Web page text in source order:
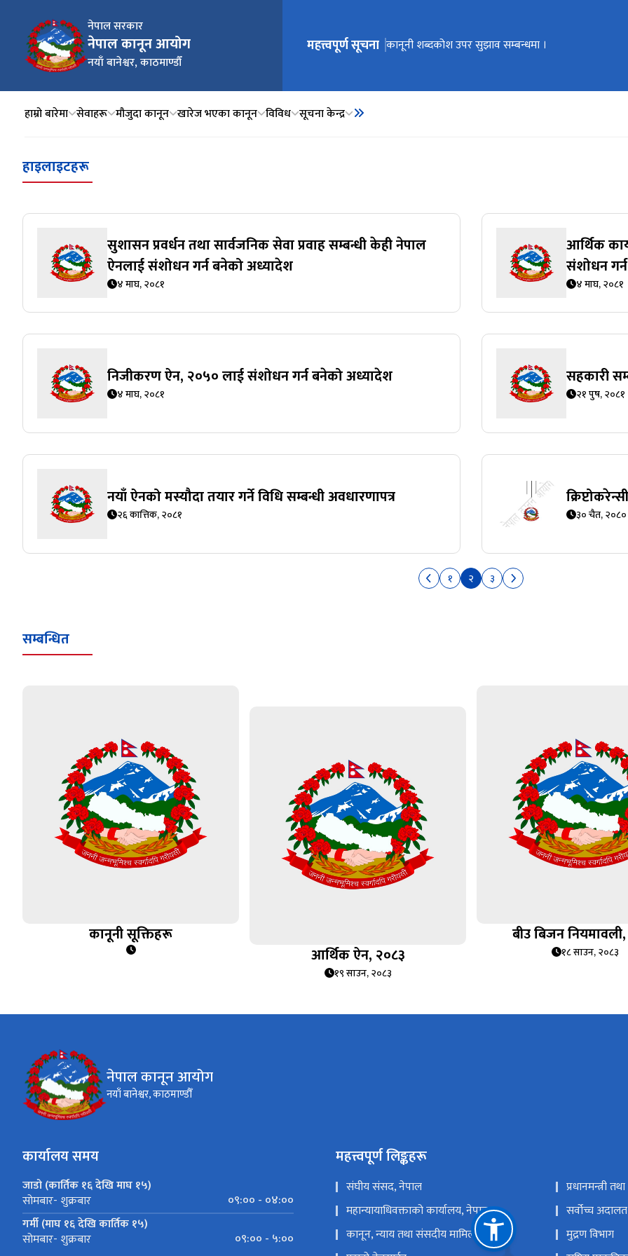
नेपाल सरकार
नेपाल कानून आयोग
नयाँ बानेश्वर, काठमाण्डौँ
मुख्य नेभिगेसनमा जानुहोस्
महत्त्वपूर्ण सूचना कार्यालय स्थानान्तरण भएको सूचना ।
कानूनी शब्दकोश उपर सुझाव सम्बन्धमा ।
कानूनी शब्दकोश
हाम्रो बारेमा सेवाहरू मौजुदा कानून खारेज भएका कानून विविध सूचना केन्द्र
हाइलाइटहरू
सुशासन प्रवर्धन तथा सार्वजनिक सेवा प्रवाह सम्बन्धी केही नेपाल
ऐनलाई संशोधन गर्न बनेको अध्यादेश
४ माघ, २०८१
आर्थिक
संशोधन
४ माघ, २०८१
निजीकरण ऐन, २०५० लाई संशोधन गर्न बनेको अध्यादेश
४ माघ, २०८१
सहकारी
२१ पुष, २०८१
नयाँ ऐनको मस्यौदा तयार गर्ने विधि सम्बन्धी अवधारणापत्र
२६ कात्तिक, २०८१ ३० चैत, २०८०
१ २ ३
सम्बन्धित
कानूनी सूक्तिहरू
आर्थिक ऐन, २०८३
१९ साउन, २०८३
बीउ बिजन
१८ साउन, २०८३
नेपाल कानून आयोग
नयाँ बानेश्वर, काठमाण्डौँ
कार्यालय समय
जाडो (कार्तिक १६ देखि माघ १५)
सोमबार- शुक्रबार
०९:०० - ०४:००
गर्मी (माघ १६ देखि कार्तिक १५)
सोमबार- शुक्रबार ०९:०० - ५:००
महत्त्वपूर्ण लिङ्कहरू
संघीय संसद, नेपाल
प्रधानमन्त्री
महान्यायाधिवक्ताको कार्यालय, नेपाल
सर्वोच्च अदालत
कानून, न्याय तथा संसदीय मामिला मन्त्रालय
मुद्रण विभाग